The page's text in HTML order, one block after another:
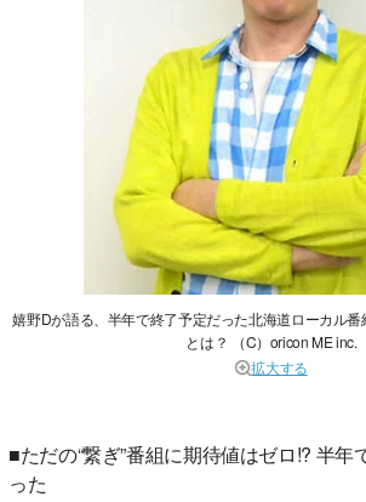
嬉野Dが語る、半年で終了予定だった北海道ローカル
とは？ （C）oricon ME inc.
拡大する
■ただの“繋ぎ”番組に期待値はゼロ!? 半年
った